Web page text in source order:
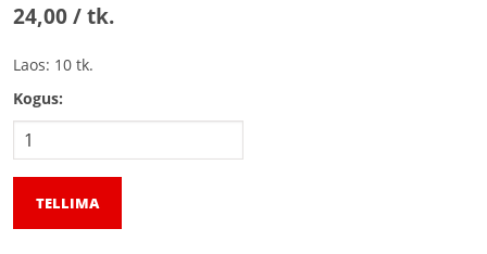
24,00 / tk.
Laos: 10 tk.
Kogus:
TELLIMA